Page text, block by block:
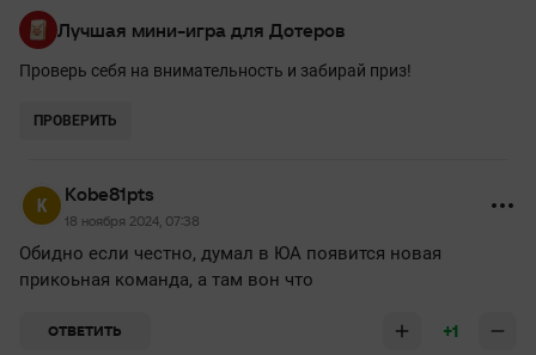
Лучшая мини-игра для Дотеров
Проверь себя на внимательность и забирай приз!
ПРОВЕРИТЬ
Kobe81pts
18 ноября 2024, 07:38
Обидно если честно, думал в ЮА появится новая
прикоьная команда, а там вон что
ОТВЕТИТЬ +1